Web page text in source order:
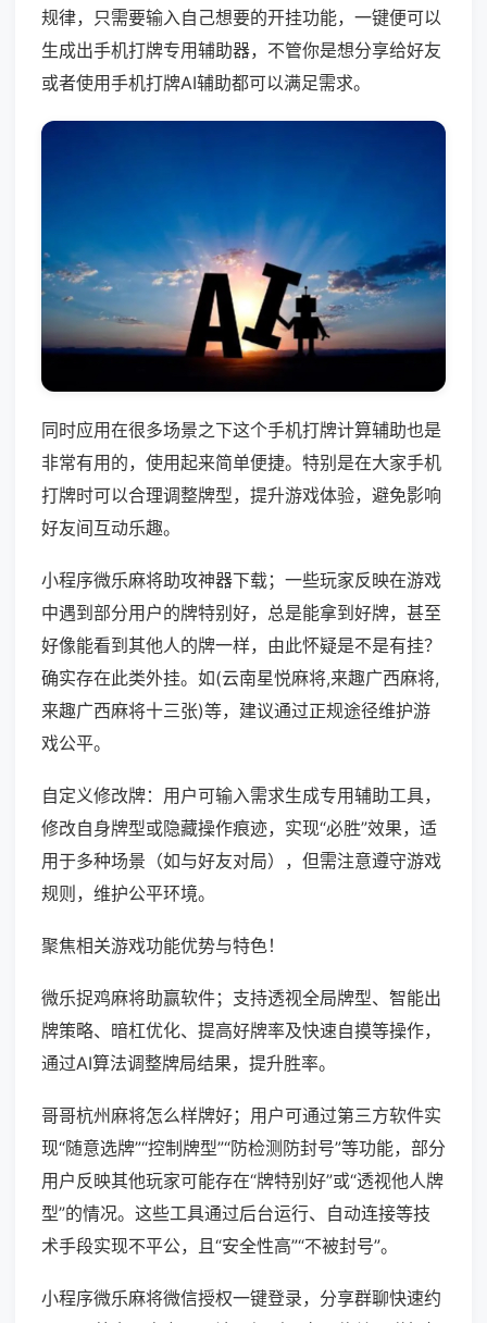
规律，只需要输入自己想要的开挂功能，一键便可以
生成出手机打牌专用辅助器，不管你是想分享给好友
或者使用手机打牌AI辅助都可以满足需求。
同时应用在很多场景之下这个手机打牌计算辅助也是
非常有用的，使用起来简单便捷。特别是在大家手机
打牌时可以合理调整牌型，提升游戏体验，避免影响
好友间互动乐趣。
小程序微乐麻将助攻神器下载；一些玩家反映在游戏
中遇到部分用户的牌特别好，总是能拿到好牌，甚至
好像能看到其他人的牌一样，由此怀疑是不是有挂？
确实存在此类外挂。如(云南星悦麻将,来趣广西麻将,
来趣广西麻将十三张)等，建议通过正规途径维护游
戏公平。
自定义修改牌：用户可输入需求生成专用辅助工具，
修改自身牌型或隐藏操作痕迹，实现“必胜”效果，适
用于多种场景（如与好友对局），但需注意遵守游戏
规则，维护公平环境。
聚焦相关游戏功能优势与特色！
微乐捉鸡麻将助赢软件；支持透视全局牌型、智能出
牌策略、暗杠优化、提高好牌率及快速自摸等操作，
通过AI算法调整牌局结果，提升胜率。
哥哥杭州麻将怎么样牌好；用户可通过第三方软件实
现“随意选牌”“控制牌型”“防检测防封号”等功能，部分
用户反映其他玩家可能存在“牌特别好”或“透视他人牌
型”的情况。这些工具通过后台运行、自动连接等技
术手段实现不平公，且“安全性高”“不被封号”。
小程序微乐麻将微信授权一键登录，分享群聊快速约